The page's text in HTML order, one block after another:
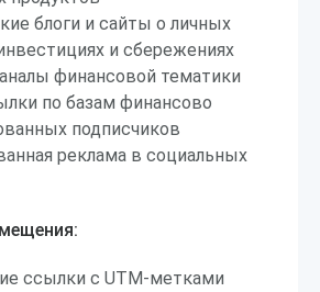
блоги и сайты о личных
и сбережениях
финансовой тематики
по базам финансово
подписчиков
реклама в социальных
ссылки с UTM-метками